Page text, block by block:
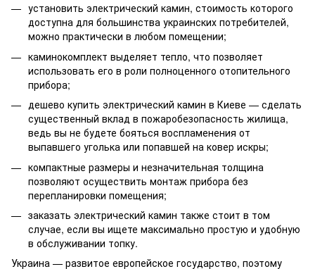
установить электрический камин, стоимость которого
доступна для большинства украинских потребителей,
можно практически в любом помещении;
каминокомплект выделяет тепло, что позволяет
использовать его в роли полноценного отопительного
прибора;
дешево купить электрический камин в Киеве — сделать
существенный вклад в пожаробезопасность жилища,
ведь вы не будете бояться воспламенения от
выпавшего уголька или попавшей на ковер искры;
компактные размеры и незначительная толщина
позволяют осуществить монтаж прибора без
перепланировки помещения;
заказать электрический камин также стоит в том
случае, если вы ищете максимально простую и удобную
в обслуживании топку.
Украина — развитое европейское государство, поэтому